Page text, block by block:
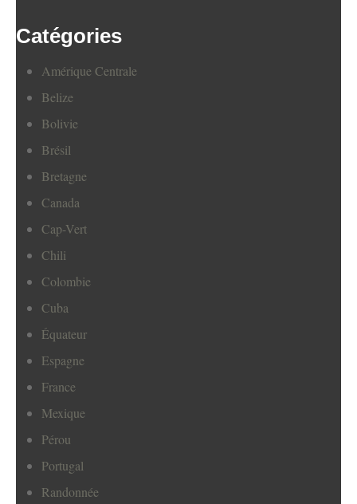
Catégories
Amérique Centrale
Belize
Bolivie
Brésil
Bretagne
Canada
Cap-Vert
Chili
Colombie
Cuba
Équateur
Espagne
France
Mexique
Pérou
Portugal
Randonnée